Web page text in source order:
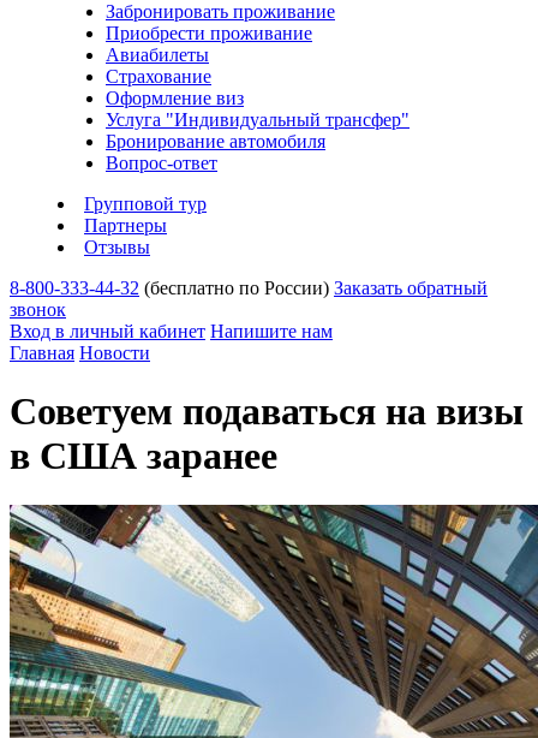
Забронировать проживание
Приобрести проживание
Авиабилеты
Страхование
Оформление виз
Услуга "Индивидуальный трансфер"
Бронирование автомобиля
Вопрос-ответ
Групповой тур
Партнеры
Отзывы
8-800-333-44-32 (бесплатно по России) Заказать обратный
звонок
Вход в личный кабинет Напишите нам
Главная Новости
Советуем подаваться на визы
в США заранее